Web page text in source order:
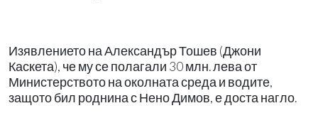
Изявлението на Александър Тошев (Джони
Каскета), че му се полагали 30 млн. лева от
Министерството на околната среда и водите,
защото бил роднина с Нено Димов, е доста нагло.